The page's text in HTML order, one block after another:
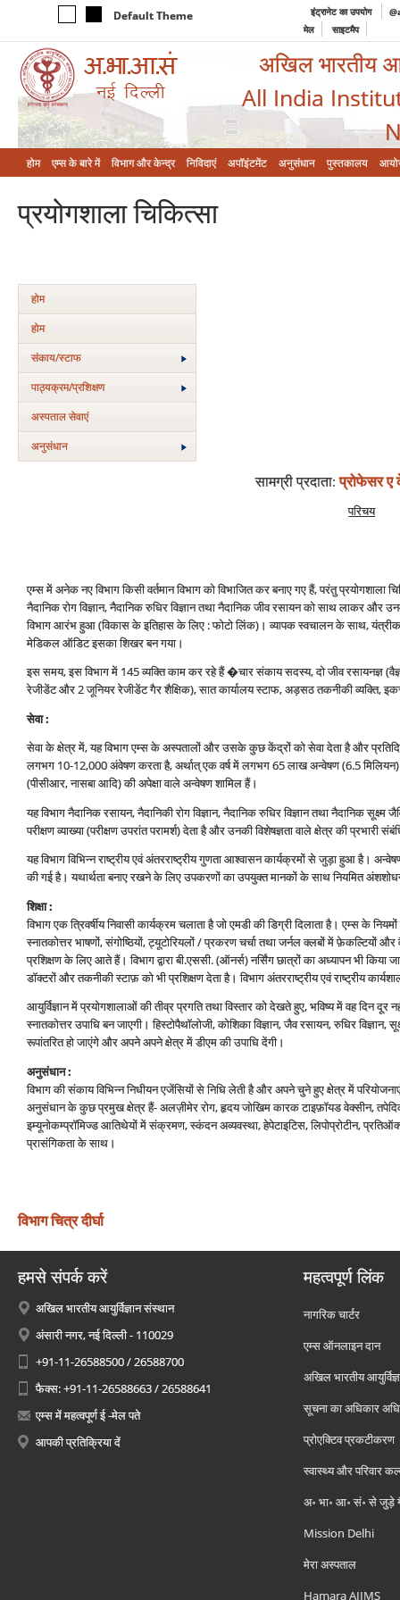
Default Theme इंट्रानेट का उपयोग
मेल
साइटमैप
अखिल भारतीय
All India
होम एम्‍स के बारे में विभाग और केन्‍द्र निविदाएं अपॉइंटमेंट अनुसंधान पुस्तकालय
प्रयोगशाला चिकित्‍सा
होम
होम
संकाय/स्‍टाफ
पाठ्यक्रम/प्रशिक्षण
अस्‍पताल सेवाएं
अनुसंधान
सामग्री प्रदाता:प्रोफेसर ए
परिचय
एम्‍स में अनेक नए विभाग किसी वर्तमान विभाग को विभाजित कर बनाए गए हैं, परंतु प्रयोगशाला
नैदानिक रोग विज्ञान, नैदानिक रुधिर विज्ञान तथा नैदानिक जीव रसायन को साथ लाकर और
विभाग आरंभ हुआ (विकास के इतिहास के लिए : फोटो लिंक)। व्‍यापक स्‍वचालन के साथ,
मेडिकल ऑडिट इसका शिखर बन गया।
इस समय, इस विभाग में 145 व्‍यक्ति काम कर रहे हैं �चार संकाय सदस्‍य, दो जीव रसायनज्ञ
रेजीडेंट और 2 जूनियर रेजीडेंट गैर शैक्षिक), सात कार्यालय स्‍टाफ, अड़सठ तकनीकी व्‍यक्ति,
सेवा :
सेवा के क्षेत्र में, यह विभाग एम्‍स के अस्‍पतालों और उसके कुछ केंद्रों को सेवा देता है और
लगभग 10-12,000 अंवेषण करता है, अर्थात् एक वर्ष में लगभग 65 लाख अन्‍वेषण (6.5
(पीसीआर, नासबा आदि) की अपेक्षा वाले अन्‍वेषण शामिल हैं।
यह विभाग नैदानिक रसायन, नैदानिकी रोग विज्ञान, नैदानिक रुधिर विज्ञान तथा नैदानिक सूक्ष्‍म
परीक्षण व्‍याख्‍या (परीक्षण उपरांत परामर्श) देता है और उनकी विशेषज्ञता वाले क्षेत्र की
यह विभाग विभिन्‍न राष्‍ट्रीय एवं अंतरराष्‍ट्रीय गुणता आश्‍वासन कार्यक्रमों से जुड़ा हुआ है।
की गई है। यथार्थता बनाए रखने के लिए उपकरणों का उपयुक्‍त मानकों के साथ नियमित अंशशोधन
शिक्षा :
विभाग एक त्रिवर्षीय निवासी कार्यक्रम चलाता है जो एमडी की डिग्री दिलाता है। एम्‍स के
स्‍नातकोत्तर भाषणों, संगोष्ठियों, ट्यूटोरियलों / प्रकरण चर्चा तथा जर्नल क्‍लबों में फ़ेकल्टियों
प्रशिक्षण के लिए आते हैं। विभाग द्वारा बी.एससी. (ऑनर्स) नर्सिंग छात्रों का अध्‍यापन भी किया
डॉक्‍टरों और तकनीकी स्‍टाफ़ को भी प्रशिक्षण देता है। विभाग अंतरराष्‍ट्रीय एवं राष्‍ट्रीय
आयुर्विज्ञान में प्रयोगशालाओं की तीव्र प्रगति तथा विस्‍तार को देखते हुए, भविष्‍य में वह दिन दूर
स्‍नातकोत्तर उपाधि बन जाएगी। हिस्‍टोपैथॉलोजी, कोशिका विज्ञान, जैव रसायन, रुधिर
रूपांतरित हो जाएंगे और अपने अपने क्षेत्र में डीएम की उपाधि देंगी।
अनुसंधान :
विभाग की संकाय विभिन्‍न निधीयन एजेंसियों से निधि लेती है और अपने चुने हुए क्षेत्र में
अनुसंधान के कुछ प्रमुख क्षेत्र हैं- अलज़ीमेर रोग, हृदय जोखिम कारक टाइफ़ॉयड वेक्‍सीन,
इम्‍यूनोकम्‍प्रॉमिज्‍ड आतिथेयों में संक्रमण, स्‍कंदन अव्‍यवस्‍था, हेपेटाइटिस, लिपोप्रोटीन,
प्रासंगिकता के साथ।
विभाग चित्र दीर्घा
हमसे संपर्क करें
अखिल भारतीय आयुर्विज्ञान संस्थान
अंसारी नगर, नई दिल्ली - 110029
+91-11-26588500 / 26588700
फैक्स: +91-11-26588663 / 26588641
एम्स में महत्वपूर्ण ई -मेल पते
आपकी प्रतिक्रिया दें
महत्वपूर्ण लिंक
नागरिक चार्टर
एम्स ऑनलाइन दान
अखिल भारतीय
सूचना का अधिकार
प्रोएक्टिव प्रकटीकरण
स्वास्थ्य और परिवार
अ॰ भा॰ आ॰ सं॰ से जुड़े
Mission Delhi
मेरा अस्पताल
Hamara AIIMS